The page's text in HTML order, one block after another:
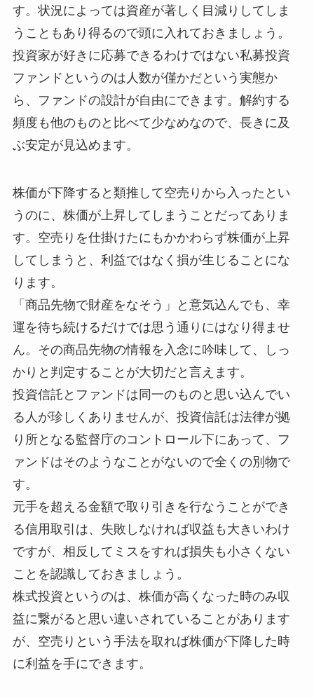
す。状況によっては資産が著しく目減りしてしま
うこともあり得るので頭に入れておきましょう。
投資家が好きに応募できるわけではない私募投資
ファンドというのは人数が僅かだという実態か
ら、ファンドの設計が自由にできます。解約する
頻度も他のものと比べて少なめなので、長きに及
ぶ安定が見込めます。
株価が下降すると類推して空売りから入ったとい
うのに、株価が上昇してしまうことだってありま
す。空売りを仕掛けたにもかかわらず株価が上昇
してしまうと、利益ではなく損が生じることにな
ります。
「商品先物で財産をなそう」と意気込んでも、幸
運を待ち続けるだけでは思う通りにはなり得ませ
ん。その商品先物の情報を入念に吟味して、しっ
かりと判定することが大切だと言えます。
投資信託とファンドは同一のものと思い込んでい
る人が珍しくありませんが、投資信託は法律が拠
り所となる監督庁のコントロール下にあって、フ
ァンドはそのようなことがないので全くの別物で
す。
元手を超える金額で取り引きを行なうことができ
る信用取引は、失敗しなければ収益も大きいわけ
ですが、相反してミスをすれば損失も小さくない
ことを認識しておきましょう。
株式投資というのは、株価が高くなった時のみ収
益に繋がると思い違いされていることがあります
が、空売りという手法を取れば株価が下降した時
に利益を手にできます。